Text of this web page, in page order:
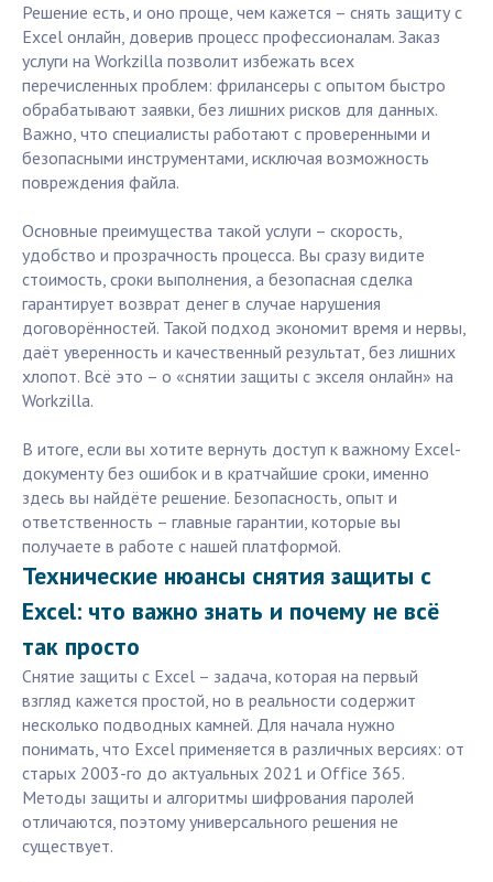
Решение есть, и оно проще, чем кажется – снять защиту с
Excel онлайн, доверив процесс профессионалам. Заказ
услуги на Workzilla позволит избежать всех
перечисленных проблем: фрилансеры с опытом быстро
обрабатывают заявки, без лишних рисков для данных.
Важно, что специалисты работают с проверенными и
безопасными инструментами, исключая возможность
повреждения файла.
Основные преимущества такой услуги – скорость,
удобство и прозрачность процесса. Вы сразу видите
стоимость, сроки выполнения, а безопасная сделка
гарантирует возврат денег в случае нарушения
договорённостей. Такой подход экономит время и нервы,
даёт уверенность и качественный результат, без лишних
хлопот. Всё это – о «снятии защиты с экселя онлайн» на
Workzilla.
В итоге, если вы хотите вернуть доступ к важному Excel-
документу без ошибок и в кратчайшие сроки, именно
здесь вы найдёте решение. Безопасность, опыт и
ответственность – главные гарантии, которые вы
получаете в работе с нашей платформой.
Технические нюансы снятия защиты с
Excel: что важно знать и почему не всё
так просто
Снятие защиты с Excel – задача, которая на первый
взгляд кажется простой, но в реальности содержит
несколько подводных камней. Для начала нужно
понимать, что Excel применяется в различных версиях: от
старых 2003-го до актуальных 2021 и Office 365.
Методы защиты и алгоритмы шифрования паролей
отличаются, поэтому универсального решения не
существует.